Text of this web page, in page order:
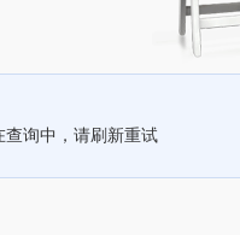
查询中，请刷新重试